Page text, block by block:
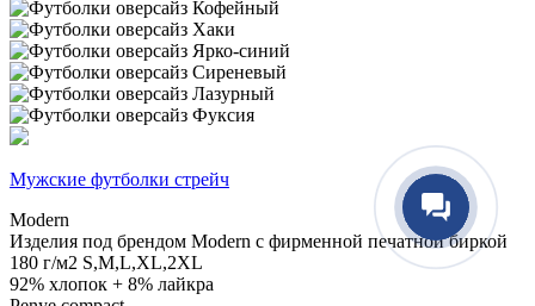
Мужские футболки стрейч
Modern
Изделия под брендом Modern с фирменной печатной биркой
180 г/м2 S,M,L,XL,2XL
92% хлопок + 8% лайкра